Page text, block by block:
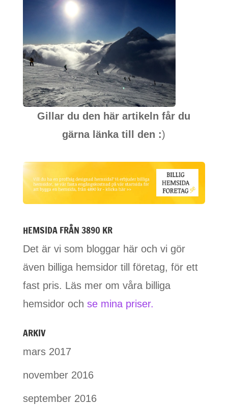
Gillar du den här artikeln får du
gärna länka till den :)
HEMSIDA FRÅN 3890 KR
Det är vi som bloggar här och vi gör
även billiga hemsidor till företag, för ett
fast pris. Läs mer om våra billiga
hemsidor och se mina priser.
ARKIV
mars 2017
november 2016
september 2016